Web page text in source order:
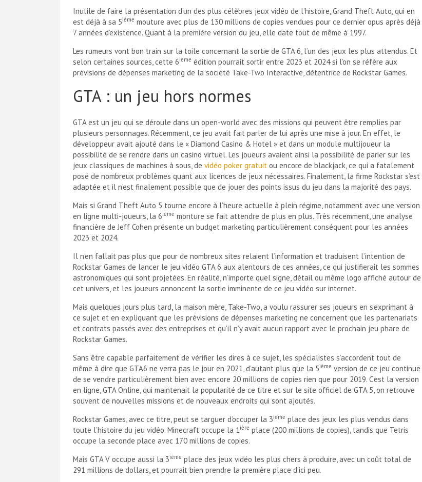
Inutile de faire la présentation d’un des plus célèbres jeux vidéo de l’histoire, Grand Theft Auto, qui en
est déjà à sa 5ième mouture avec plus de 130 millions de copies vendues pour ce dernier opus après déjà
7 années d’existence. Quant à la première version du jeu, elle date tout de même à 1997.
Les rumeurs vont bon train sur la toile concernant la sortie de GTA 6, l’un des jeux les plus attendus. Et
selon certaines sources, cette 6ième édition pourrait sortir entre 2023 et 2024 si l’on se réfère aux
prévisions de dépenses marketing de la société Take-Two Interactive, détentrice de Rockstar Games.
GTA : un jeu hors normes
GTA est un jeu qui se déroule dans un open-world avec des missions qui peuvent être remplies par
plusieurs personnages. Récemment, ce jeu avait fait parler de lui après une mise à jour. En effet, le
développeur avait ajouté dans le « Diamond Casino & Hotel » et dans un module multijoueur la
possibilité de se rendre dans un casino virtuel. Les joueurs avaient ainsi la possibilité de parier sur les
jeux classiques de machines à sous, de vidéo poker gratuit ou encore de blackjack, ce qui a fatalement
posé de nombreux problèmes quant aux licences de jeux nécessaires. Finalement, la firme Rockstar s’est
adaptée et il n’est finalement possible que de jouer des points issus du jeu dans la majorité des pays.
Mais si Grand Theft Auto 5 tourne encore à l’heure actuelle à plein régime, notamment avec une version
en ligne multi-joueurs, la 6ième monture se fait attendre de plus en plus. Très récemment, une analyse
financière de Jeff Cohen présente un budget marketing particulièrement conséquent pour les années
2023 et 2024.
Il n’en fallait pas plus que pour de nombreux sites relaient l’information et traduisent l’intention de
Rockstar Games de lancer le jeu vidéo GTA 6 aux alentours de ces années, ce qui justifierait les sommes
astronomiques qui sont projetées. En réalité, n’importe quel signe, détail ou même logo affiché autour de
cet univers, et les joueurs annoncent la sortie imminente de ce jeu vidéo sur internet.
Mais quelques jours plus tard, la maison mère, Take-Two, a voulu rassurer ses joueurs en s’exprimant à
ce sujet et en expliquant que les prévisions de dépenses marketing ne concernent que les partenariats
et contrats passés avec des entreprises et qu’il n’y avait aucun rapport avec le prochain jeu phare de
Rockstar Games.
Sans être capable parfaitement de vérifier les dires à ce sujet, les spécialistes s’accordent tout de
même à dire que GTA6 ne verra pas le jour en 2021, d’autant plus que la 5ième version de ce jeu continue
de se vendre particulièrement bien avec encore 20 millions de copies rien que pour 2019. C’est la version
en ligne, GTA Online, qui maintenait la popularité de ce titre et sur le site officiel de GTA 5, on retrouve
souvent de nouvelles missions et de nouveaux endroits qui sont ajoutés.
Rockstar Games, avec ce titre, peut se targuer d’occuper la 3ième place des jeux les plus vendus dans
toute l’histoire du jeu vidéo. Minecraft occupe la 1ière place (200 millions de copies), tandis que Tetris
occupe la seconde place avec 170 millions de copies.
Mais GTA V occupe aussi la 3ième place des jeux vidéo les plus chers à produire, avec un coût total de
291 millions de dollars, et pourrait bien prendre la première place d’ici peu.